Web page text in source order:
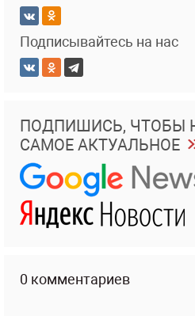
Подписывайтесь на нас
ПОДПИШИСЬ, ЧТОБЫ
САМОЕ АКТУАЛЬНОЕ
0 комментариев